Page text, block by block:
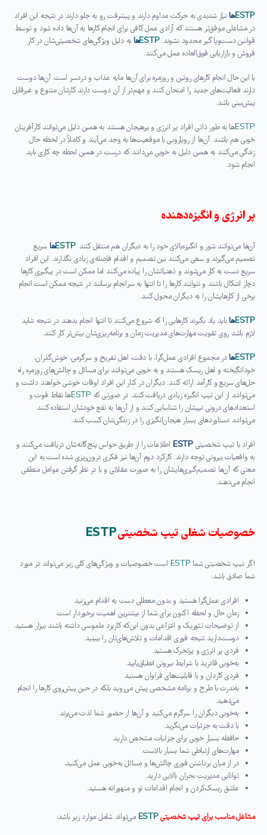
ESTPها نیاز شدیدی به حرکت مداوم دارند و پیشرفت رو به جلو دارند در نتیجه این افراد
در مشاغلی موفق‌تر هستند که آزادی عمل کافی برای انجام کارها به آن‌ها داده شود و توسط
قوانین دست‌وپا گیر محدود نشوند.ESTPها به دلیل ویژگی‌های شخصیتی‌شان در کار
فروش و بازاریابی فوق‌العاده عمل می‌کنند.
با این حال انجام کارهای روتین و روزمره برای آن‌ها مایه عذاب و دردسر است. آن‌ها دوست
دارند فعالیت‌های جدید را امتحان کنند و مهم‌تر از آن دوست دارند کارشان متنوع و غیر‌قابل
پیش‌بینی باشد.
ESTPها به طور ذاتی افراد پر انرژی و پرهیجان هستند به همین دلیل می‌توانند کارآفرینان
خوبی هم باشند. آن‌ها از رویارویی با موقعیت‌ها به وجد می‌آیند و کاملاً در لحظه حال
زندگی می‌کنند به همین دلیل به خوبی می‌دانند که درست در همین لحظه چه کاری باید
انجام شود.
پر انرژی و انگیزه‌دهنده
آن‌ها می‌توانند شور و انگیزه‌ بالای خود را به دیگران هم منتقل کنند.ESTPها سریع
تصمیم می‌گیرند و سعی می‌کنند بین تصمیم و اقدام فاصله‌ی زیادی نگذارند. این افراد
سریع دست به کار می‌شوند و ذهنیاتشان را پیاده می‌کنند اما ممکن است در پیگیری کارها
دچار اشکال باشند و نتوانند کارها را تا انتها به سرانجام برسانند در نتیجه ممکن است انجام
برخی از کارهایشان را به دیگران محول کنند.
ESTPها باید یاد بگیرند کارهایی را که شروع می‌کنند تا انتها انجام بدهند در نتیجه شاید
لازم باشد روی تقویت مهارت‌های مدیریت زمان و برنامه‌ریزی‌شان بیش‌تر کار کنند.
ESTPها در مجموع افرادی عمل‌گرا، با دقت، اهل تفریح و سرگرمی، خوش‌گذران،
خودانگیخته و اهل ریسک هستند و به خوبی می‌توانند برای مسائل و چالش‌های روزمره راه
حل‌های سریع و کارآمد ارائه کنند. دیگران در کنار این افراد اوقات خوشی خواهند داشت و
می‌توانند از این تیپ انگیزه زیادی دریافت کنند. در صورتی که ESTPها نقاط قوت و
استعدادهای درونی تیپشان را شناسایی کنند و از آن‌ها به نفع خودشان استفاده کنند
می‌توانند دستاوردهای بسیار هیجان‌انگیزی را در زندگی‌شان کسب کنند.
افراد با تیپ شخصیتیESTP اطلاعات را از طریق حواس پنج‌گانه‌شان دریافت می‌کنند و
به واقعیات بیرونی توجه دارند. کارکرد دوم آن‌ها نیز فکری درون‌ریزی شده است به این
معنی که آن‌ها تصمیم‌گیری‌هایشان را به صورت عقلانی و با در نظر گرفتن عوامل منطقی
انجام می‌دهند.
خصوصیات شغلی تیپ شخصیتیESTP
اگر تیپ شخصیتی شما ESTP است خصوصیات و ویژگی‌های کلی زیر می‌تواند در مورد
شما صادق باشد:
افرادی عمل‌گرا هستید و بدون معطلی دست به اقدام می‌زنید.
زمان حال و لحظه اکنون برای شما از بیشترین اهمیت برخوردار است.
از توضیحات تئوریک و انتزاعی بدون این‌که کاربرد ملموسی داشته باشند بیزار هستید.
دوست‌دارید نتیجه فوری اقدامات و تلاش‌های‌تان را ببینید.
فردی پر انرژی و پرتحرک هستید.
به‌خوبی قادرید با شرایط بیرونی انطباق‌یابید.
فردی کاردان و با قابلیت‌های فراوان هستید.
به‌ندرت با طرح و برنامه مشخصی پیش می‌روید بلکه در حین پیش‌روی کارها را انجام
می‌دهید.
به‌خوبی دیگران را سرگرم می‌کنید و آن‌ها از حضور شما لذت می‌برند.
با دقت به جزئیات می‌نگرید.
حافظه بسیار خوبی برای جزئیات مشخص دارید.
مهارت‌های ارتباطی شما بسیار بالاست.
در از میان برداشتن فوری چالش‌ها و مسائل به‌خوبی عمل می‌کنید،
توانایی مدیریت بحران بالایی دارید.
عاشق ریسک‌کردن و انجام اقدامات نو و متهورانه هستید.
مشاغل مناسب برای تیپ شخصیتیESTP می‌تواند شامل موارد زیر باشد: